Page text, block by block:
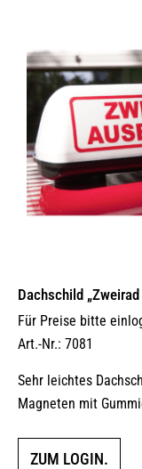
Dachschild
Für Preise bitte
Art.-Nr.: 7081
Sehr leichtes
Magneten mit
ZUM LOGIN.